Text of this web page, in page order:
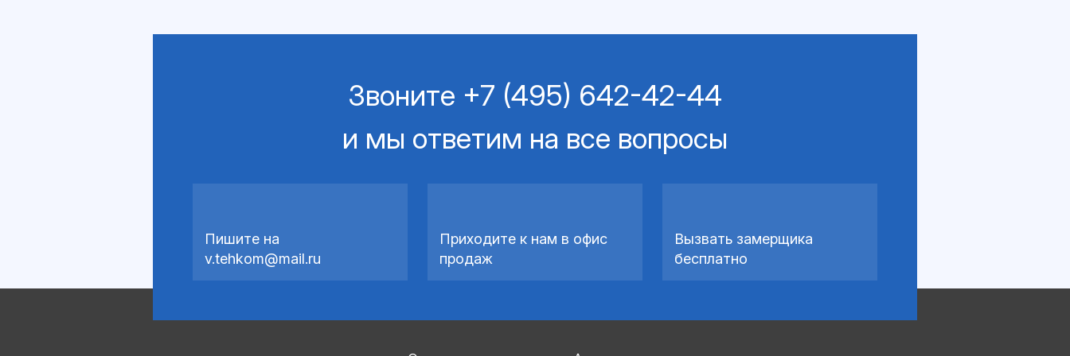
Звоните +7 (495) 642-42-44
и мы ответим на все вопросы
Пишите на
v.tehkom@mail.ru
Приходите к нам в офис
продаж
Вызвать замерщика
бесплатно